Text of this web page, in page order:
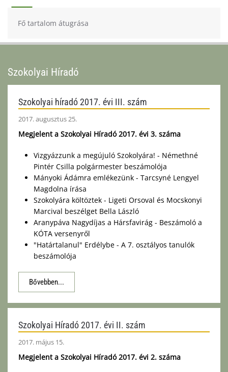
Fő tartalom átugrása
Szokolyai Híradó
Szokolyai híradó 2017. évi III. szám
2017. augusztus 25.
Megjelent a Szokolyai Híradó 2017. évi 3. száma
Vizgyázzunk a megújuló Szokolyára! - Némethné
Pintér Csilla polgármester beszámolója
Mányoki Ádámra emlékezünk - Tarcsyné Lengyel
Magdolna írása
Szokolyára költöztek - Ligeti Orsoval és Mocskonyi
Marcival beszélget Bella László
Aranypáva Nagydíjas a Hársfavirág - Beszámoló a
KÓTA versenyről
"Határtalanul" Erdélybe - A 7. osztályos tanulók
beszámolója
Bővebben...
Szokolyai Híradó 2017. évi II. szám
2017. május 15.
Megjelent a Szokolyai Híradó 2017. évi 2. száma